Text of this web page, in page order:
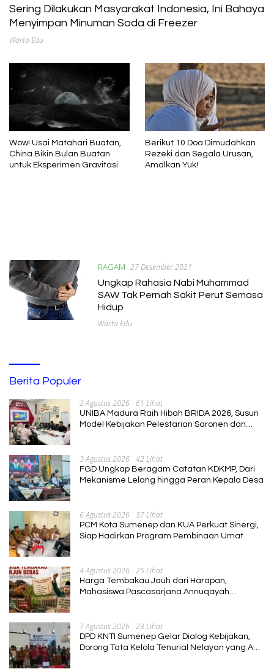
Sering Dilakukan Masyarakat Indonesia, Ini Bahaya
Menyimpan Minuman Soda di Freezer
Warta Edu
Wow! Usai Matahari Buatan,
China Bikin Bulan Buatan
untuk Eksperimen Gravitasi
Berikut 10 Doa Dimudahkan
Rezeki dan Segala Urusan,
Amalkan Yuk!
RAGAM 27 Desember 2021
Ungkap Rahasia Nabi Muhammad
SAW Tak Pernah Sakit Perut Semasa
Hidup
Warta Edu
Berita Populer
2 Agustus 2026 61 Lihat
UNIBA Madura Raih Hibah BRIDA 2026, Susun
Model Kebijakan Pelestarian Saronen dan
3 Agustus 2026 42 Lihat
FGD Ungkap Beragam Catatan KDKMP, Dari
Mekanisme Lelang hingga Peran Kepala Desa
6 Agustus 2026 37 Lihat
PCM Kota Sumenep dan KUA Perkuat Sinergi,
Siap Hadirkan Program Pembinaan Umat
4 Agustus 2026 25 Lihat
Harga Tembakau Jauh dari Harapan,
Mahasiswa Pascasarjana Annuqayah
7 Agustus 2026 23 Lihat
DPD KNTI Sumenep Gelar Dialog Kebijakan,
Dorong Tata Kelola Tenurial Nelayan yang Adil